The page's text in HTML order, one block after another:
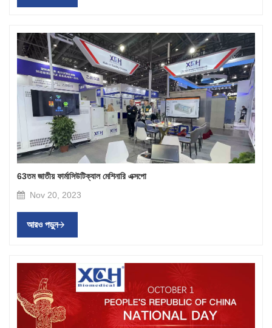
63তম জাতীয় ফার্মাসিউটিক্যাল মেশিনারি এক্সপো
Nov 20, 2023
আরও পড়ুন